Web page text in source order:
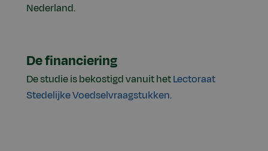
Nederland.
De financiering
De studie is bekostigd vanuit hetLectoraat
Stedelijke Voedselvraagstukken.